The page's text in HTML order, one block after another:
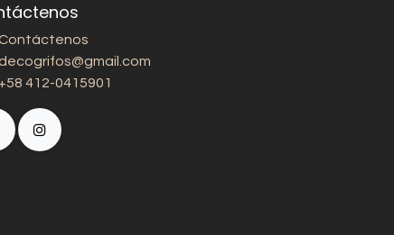
+58 412-0415901